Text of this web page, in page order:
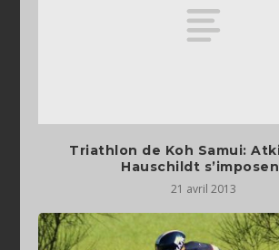
Triathlon de Koh Samui:
Hauschildt
21 avril 2013